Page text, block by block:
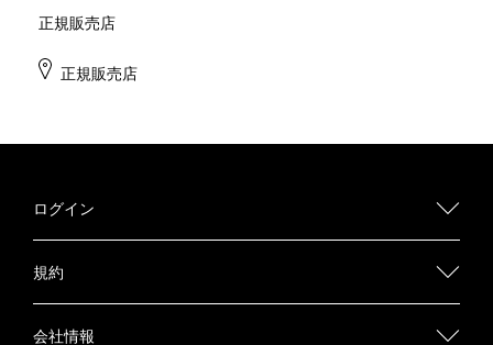
正規販売店
正規販売店
ログイン
規約
会社情報